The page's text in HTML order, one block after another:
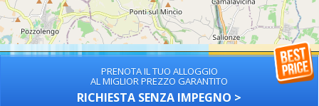
PRENOTA IL TUO ALLOGGIO
AL MIGLIOR PREZZO GARANTITO
RICHIESTA SENZA IMPEGNO >